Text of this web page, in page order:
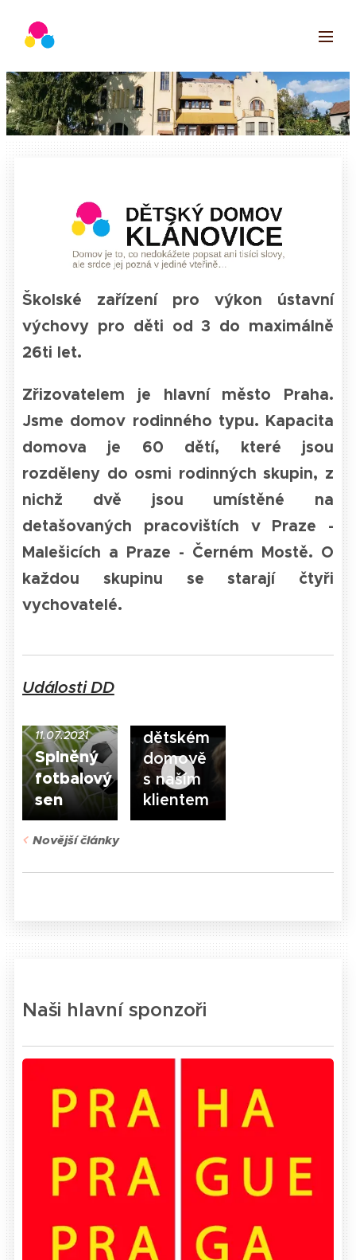
Školské zařízení pro výkon ústavní
výchovy pro děti od 3 do maximálně
26ti let.
Zřizovatelem je hlavní město Praha.
Jsme domov rodinného typu. Kapacita
domova je 60 dětí, které jsou
rozděleny do osmi rodinných skupin, z
nichž dvě jsou umístěné na
detašovaných pracovištích v Praze -
Malešicích a Praze - Černém Mostě. O
každou skupinu se starají čtyři
vychovatelé.
Události DD
11.07.2021
Splněný
fotbalový
sen
01.03.2021
dětském
domově
s naším
klientem
Novější články
Naši hlavní sponzoři